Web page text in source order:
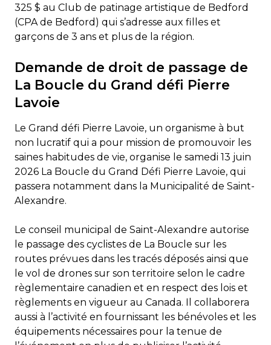
325 $ au Club de patinage artistique de Bedford
(CPA de Bedford) qui s’adresse aux filles et
garçons de 3 ans et plus de la région.
Demande de droit de passage de
La Boucle du Grand défi Pierre
Lavoie
Le Grand défi Pierre Lavoie, un organisme à but
non lucratif qui a pour mission de promouvoir les
saines habitudes de vie, organise le samedi 13 juin
2026 La Boucle du Grand Défi Pierre Lavoie, qui
passera notamment dans la Municipalité de Saint-
Alexandre.
Le conseil municipal de Saint-Alexandre autorise
le passage des cyclistes de La Boucle sur les
routes prévues dans les tracés déposés ainsi que
le vol de drones sur son territoire selon le cadre
règlementaire canadien et en respect des lois et
règlements en vigueur au Canada. Il collaborera
aussi à l’activité en fournissant les bénévoles et les
équipements nécessaires pour la tenue de